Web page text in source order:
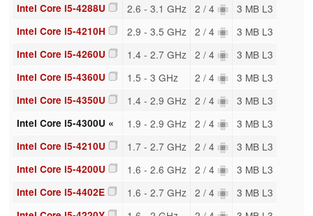
Intel Core i5-4288U 2.6 - 3.1 GHz 2 / 4 3 MB L3
Intel Core i5-4210H 2.9 - 3.5 GHz 2 / 4 3 MB L3
Intel Core i5-4260U 1.4 - 2.7 GHz 2 / 4 3 MB L3
Intel Core i5-4360U 1.5 - 3 GHz 2 / 4 3 MB L3
Intel Core i5-4350U 1.4 - 2.9 GHz 2 / 4 3 MB L3
Intel Core i5-4300U « 1.9 - 2.9 GHz 2 / 4 3 MB L3
Intel Core i5-4210U 1.7 - 2.7 GHz 2 / 4 3 MB L3
Intel Core i5-4200U 1.6 - 2.6 GHz 2 / 4 3 MB L3
Intel Core i5-4402E 1.6 - 2.7 GHz 2 / 4 3 MB L3